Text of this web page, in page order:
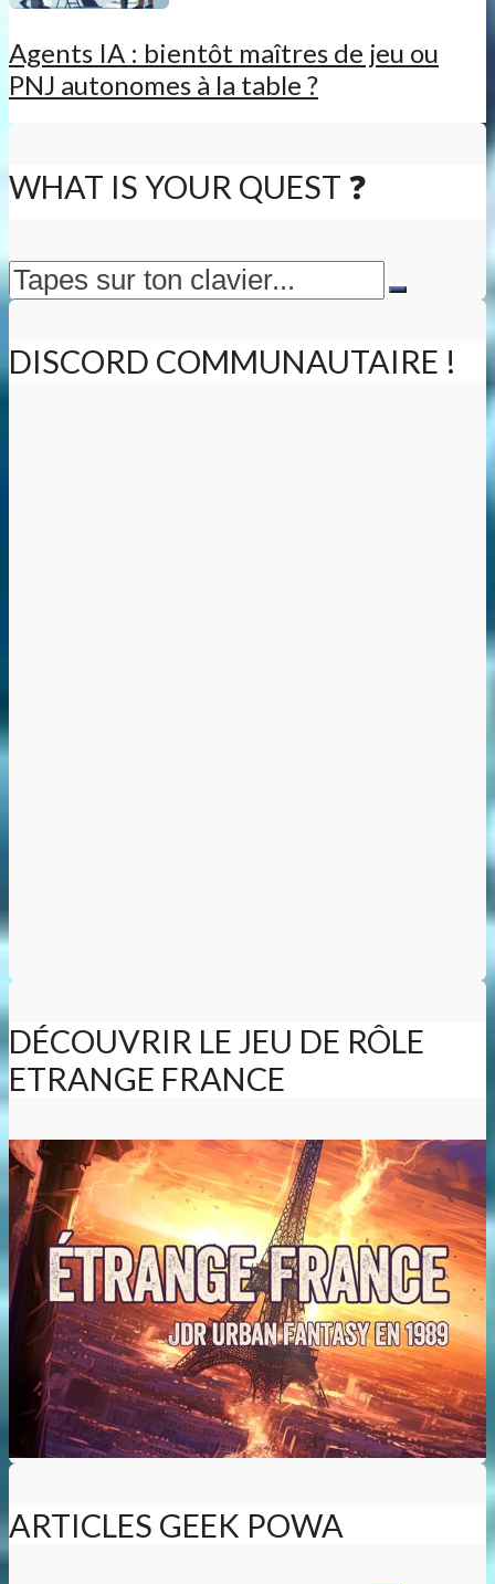
Agents IA : bientôt maîtres de jeu ou
PNJ autonomes à la table ?
WHAT IS YOUR QUEST ❓
DISCORD COMMUNAUTAIRE !
DÉCOUVRIR LE JEU DE RÔLE
ETRANGE FRANCE
ARTICLES GEEK POWA